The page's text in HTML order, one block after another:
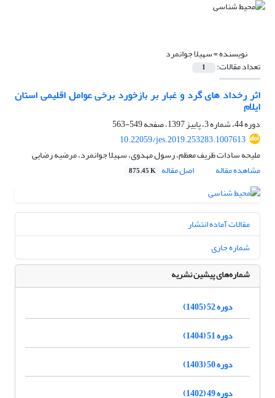
نویسنده =سهیلا جوانمرد
تعداد مقالات: 1
اثر رخداد های گرد و غبار بر بازخورد برخی عوامل اقلیمی استان
ایلام
دوره 44، شماره 3، پاییز 1397، صفحه
549-563
10.22059/jes.2019.253283.1007613
ملیحه سادات ظریف معظم، رسول مهدوی، سهیلا جوانمرد، مرضیه رضایی
مشاهده مقاله
اصل مقاله 875.45 K
مقالات آماده انتشار
شماره جاری
شماره‌های پیشین نشریه
دوره 52 (1405)
دوره 51 (1404)
دوره 50 (1403)
دوره 49 (1402)